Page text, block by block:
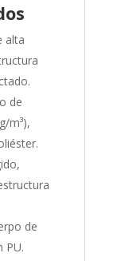
alta
de
m³),
de
PU.